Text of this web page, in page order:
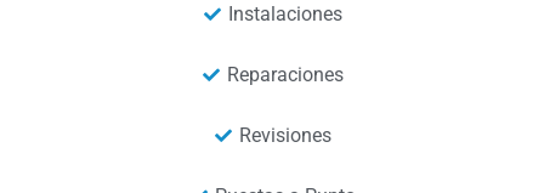
Instalaciones
Reparaciones
Revisiones